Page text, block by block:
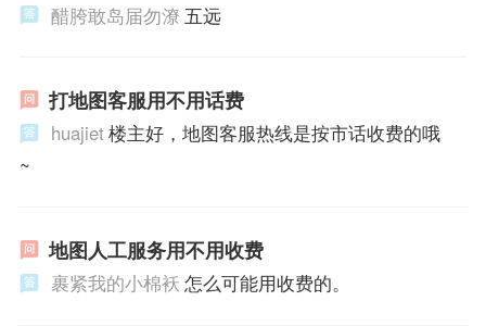
醋胯敢岛届勿潦 五远
打地图客服用不用话费
huajiet楼主好，地图客服热线是按市话收费的哦
~
地图人工服务用不用收费
裹紧我的小棉袄 怎么可能用收费的。